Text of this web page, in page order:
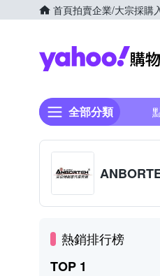
首頁拍賣企業/大宗採購
全部分類
熱銷排行榜
TOP 1